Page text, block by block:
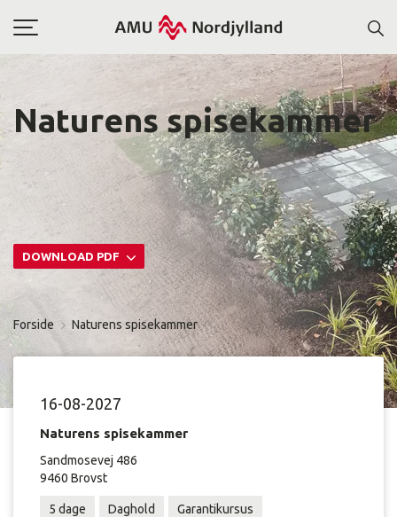
Toggle
Naturens spisekammer
DOWNLOAD PDF
Forside Naturens spisekammer
16-08-2027
Naturens spisekammer
Sandmosevej 486
9460 Brovst
5 dage Daghold Garantikursus